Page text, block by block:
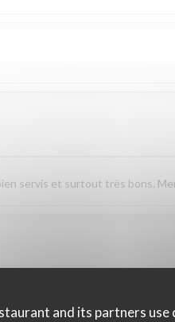
and its partners
servis et surtout très bons.